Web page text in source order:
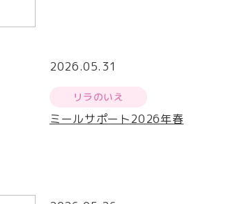
2026.05.31
リラのいえ
ミールサポート2026年春